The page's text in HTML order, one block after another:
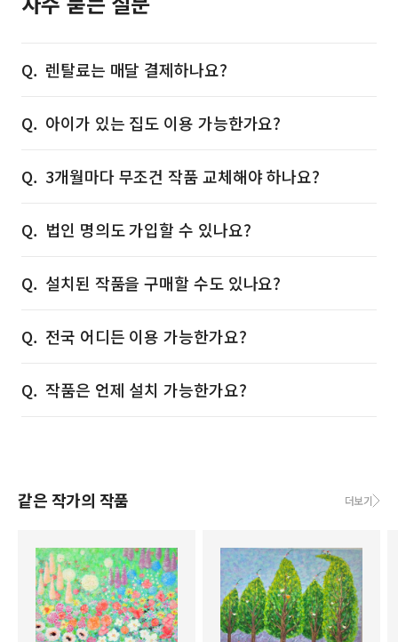
렌탈료는 매달 결제하나요?
아이가 있는 집도 이용 가능한가요?
3개월마다 무조건 작품 교체해야 하나요?
법인 명의도 가입할 수 있나요?
설치된 작품을 구매할 수도 있나요?
전국 어디든 이용 가능한가요?
작품은 언제 설치 가능한가요?
같은 작가의 작품 더보기